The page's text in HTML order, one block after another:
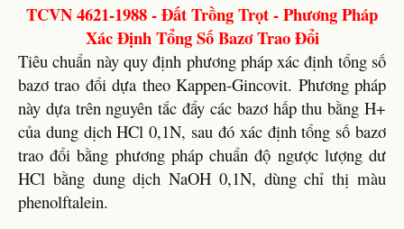
TCVN 4621-1988 - Đất Trồng Trọt - Phương Pháp
Xác Định Tổng Số Bazơ Trao Đổi
Tiêu chuẩn này quy định phương pháp xác định tổng số
bazơ trao đổi dựa theo Kappen-Gincovit. Phương pháp
này dựa trên nguyên tắc đẩy các bazơ hấp thu bằng H+
của dung dịch HCl 0,1N, sau đó xác định tổng số bazơ
trao đổi bằng phương pháp chuẩn độ ngược lượng dư
HCl bằng dung dịch NaOH 0,1N, dùng chỉ thị màu
phenolftalein.